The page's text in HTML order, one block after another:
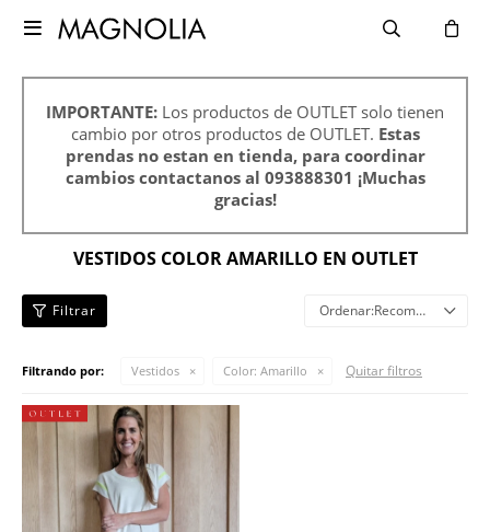

IMPORTANTE: Los productos de OUTLET solo tienen
cambio por otros productos de OUTLET. Estas
prendas no estan en tienda, para coordinar
cambios contactanos al 093888301 ¡Muchas
gracias!
VESTIDOS COLOR AMARILLO EN OUTLET
Recomendados
Filtrando por: Vestidos Color: Amarillo Quitar filtros